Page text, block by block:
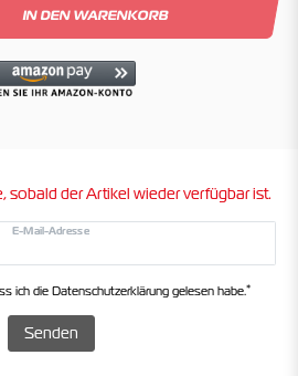
IN DEN WARENKORB
sobald der Artikel wieder verfügbar ist.
E-Mail-Adresse
ich dieDaten­schutz­erklärung gelesen habe.*
Senden